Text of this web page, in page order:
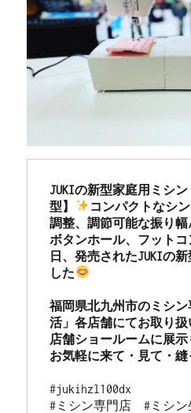
JUKIの新型家庭用ミシン
型】
コンパクトなシ
調整、調節可能な振り
ボタンホール、フット
日、発売されたJUKIの
した
福岡県北九州市のミシ
活」各店舗にてお取り
店舗ショールームに展
お気軽に来て・見て・
#jukihzl100dx
#ミシン専門店  #ミシン